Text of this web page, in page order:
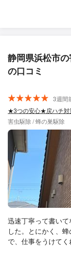
静岡県浜松市
の口コミ
3週間
害虫駆除 / 蜂の巣駆除
迅速丁寧って書い
した。とにかく、
で、仕事をうけて
た以上に高い位置